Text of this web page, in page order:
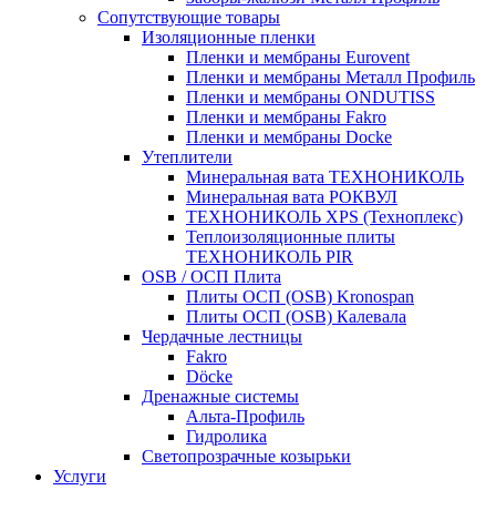
Сопутствующие товары
Изоляционные пленки
Пленки и мембраны Eurovent
Пленки и мембраны Металл Профиль
Пленки и мембраны ONDUTISS
Пленки и мембраны Fakro
Пленки и мембраны Docke
Утеплители
Минеральная вата ТЕХНОНИКОЛЬ
Минеральная вата РОКВУЛ
ТЕХНОНИКОЛЬ XPS (Техноплекс)
Теплоизоляционные плиты
ТЕХНОНИКОЛЬ PIR
OSB / ОСП Плита
Плиты ОСП (OSB) Kronospan
Плиты ОСП (OSB) Калевала
Чердачные лестницы
Fakro
Döcke
Дренажные системы
Альта-Профиль
Гидролика
Светопрозрачные козырьки
Услуги